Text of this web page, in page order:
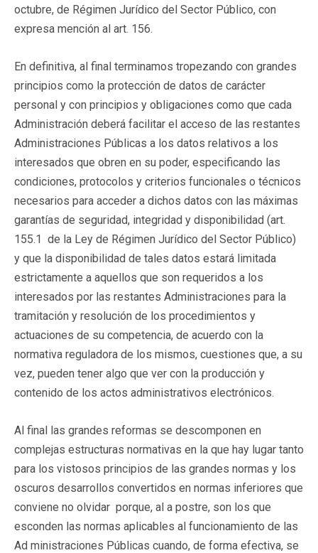
octubre, de Régimen Jurídico del Sector Público, con
expresa mención al art. 156.
En definitiva, al final terminamos tropezando con grandes
principios como la protección de datos de carácter
personal y con principios y obligaciones como que cada
Administración deberá facilitar el acceso de las restantes
Administraciones Públicas a los datos relativos a los
interesados que obren en su poder, especificando las
condiciones, protocolos y criterios funcionales o técnicos
necesarios para acceder a dichos datos con las máximas
garantías de seguridad, integridad y disponibilidad (art.
155.1 de la Ley de Régimen Jurídico del Sector Público)
y que la disponibilidad de tales datos estará limitada
estrictamente a aquellos que son requeridos a los
interesados por las restantes Administraciones para la
tramitación y resolución de los procedimientos y
actuaciones de su competencia, de acuerdo con la
normativa reguladora de los mismos, cuestiones que, a su
vez, pueden tener algo que ver con la producción y
contenido de los actos administrativos electrónicos.
Al final las grandes reformas se descomponen en
complejas estructuras normativas en la que hay lugar tanto
para los vistosos principios de las grandes normas y los
oscuros desarrollos convertidos en normas inferiores que
conviene no olvidar porque, al a postre, son los que
esconden las normas aplicables al funcionamiento de las
Ad ministraciones Públicas cuando, de forma efectiva, se